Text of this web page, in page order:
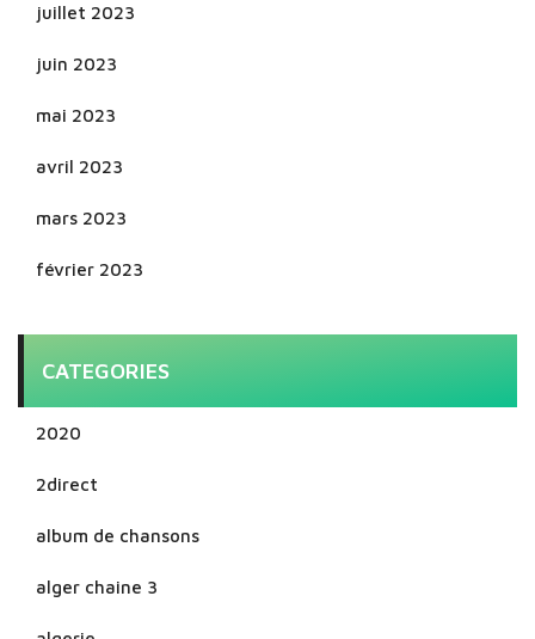
juillet 2023
juin 2023
mai 2023
avril 2023
mars 2023
février 2023
CATEGORIES
2020
2direct
album de chansons
alger chaine 3